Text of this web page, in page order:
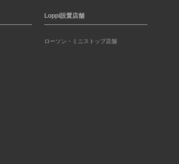
Loppi設置店舗
ローソン・ミニストップ店舗